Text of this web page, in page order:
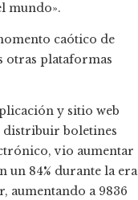
mundo».
caótico de
otras plataformas
y sitio web
boletines
vio aumentar
un 84% durante la era
aumentando a 9836